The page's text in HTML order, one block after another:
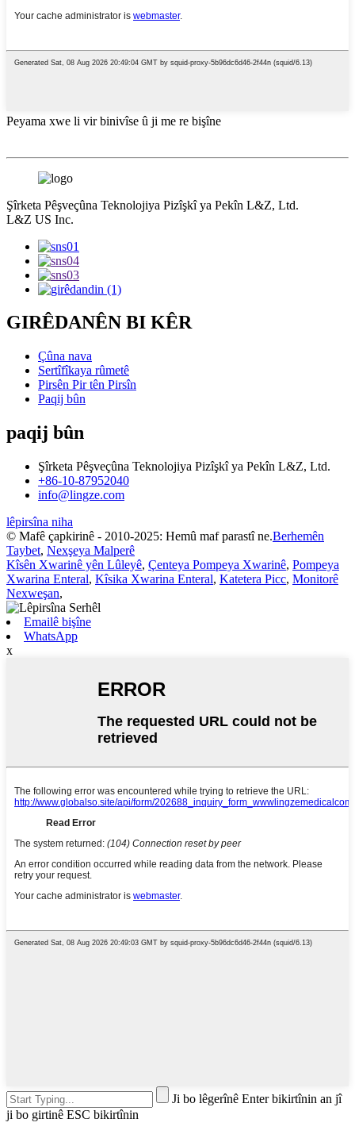
Peyama xwe li vir binivîse û ji me re bişîne
Şîrketa Pêşveçûna Teknolojiya Pizîşkî ya Pekîn L&Z, Ltd.
L&Z US Inc.
GIRÊDANÊN BI KÊR
Çûna nava
Sertîfîkaya rûmetê
Pirsên Pir tên Pirsîn
Paqij bûn
paqij bûn
Şîrketa Pêşveçûna Teknolojiya Pizîşkî ya Pekîn L&Z, Ltd.
+86-10-87952040
info@lingze.com
lêpirsîna niha
© Mafê çapkirinê - 2010-2025: Hemû maf parastî ne.Berhemên
Taybet, Nexşeya Malperê
Kîsên Xwarinê yên Lûleyê, Çenteya Pompeya Xwarinê, Pompeya
Xwarina Enteral, Kîsika Xwarina Enteral, Katetera Picc, Monitorê
Nexweşan,
Emailê bişîne
WhatsApp
x
Ji bo lêgerînê Enter bikirtînin an jî
ji bo girtinê ESC bikirtînin